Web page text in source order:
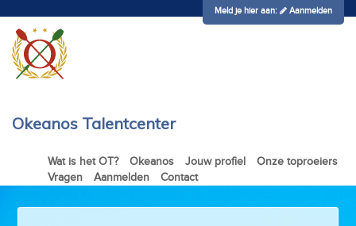
Meld je hier aan: Aanmelden
Okeanos Talentcenter
Wat is het OT? Okeanos Jouw profiel
Onze toproeiers
Vragen
Aanmelden Contact